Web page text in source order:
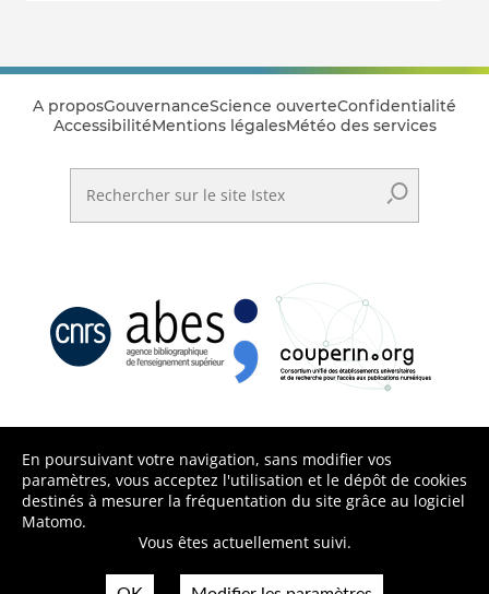
A proposGouvernanceScience ouverteConfidentialité
AccessibilitéMentions légalesMétéo des services
En poursuivant votre navigation, sans modifier vos
paramètres, vous acceptez l'utilisation et le dépôt de cookies
destinés à mesurer la fréquentation du site grâce au logiciel
Matomo.
Vous êtes actuellement suivi.